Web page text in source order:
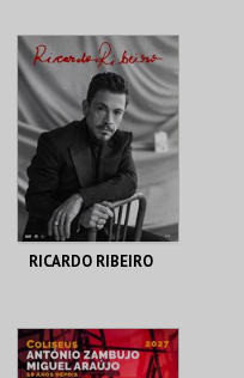
COLISEU DE LISBOA
MAIS INFO
COMPRAR
RICARDO RIBEIRO
COLISEU DE LISBOA